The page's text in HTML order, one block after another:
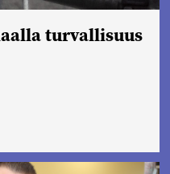
turvallisuus